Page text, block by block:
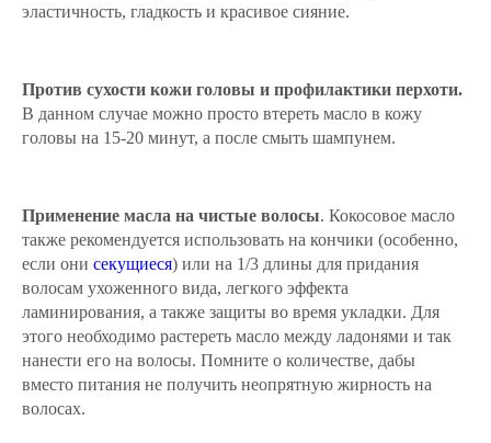
эластичность, гладкость и красивое сияние.
Против сухости кожи головы и профилактики перхоти.
В данном случае можно просто втереть масло в кожу
головы на 15-20 минут, а после смыть шампунем.
Применение масла на чистые волосы. Кокосовое масло
также рекомендуется использовать на кончики (особенно,
если они секущиеся) или на 1/3 длины для придания
волосам ухоженного вида, легкого эффекта
ламинирования, а также защиты во время укладки. Для
этого необходимо растереть масло между ладонями и так
нанести его на волосы. Помните о количестве, дабы
вместо питания не получить неопрятную жирность на
волосах.